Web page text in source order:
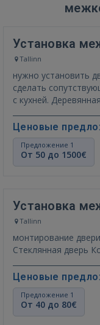
Установка
Tallinn
нужно установить
сделать
Ценовые
Предложение 1
От 50 до 1500€
Установка
Tallinn
монтирование
Ценовые
Предложение 1
От 40 до 80€